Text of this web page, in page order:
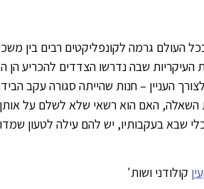
העולם גרמה לקונפליקטים רבים בין
העיקריות שבה נדרשו הצדדים להכריע
העניין – חנות שהייתה סגורה עקב
האם הוא רשאי שלא לשלם על אותן
שבא בעקבותיו, יש להם עילה לטעון
קולודני ושות'